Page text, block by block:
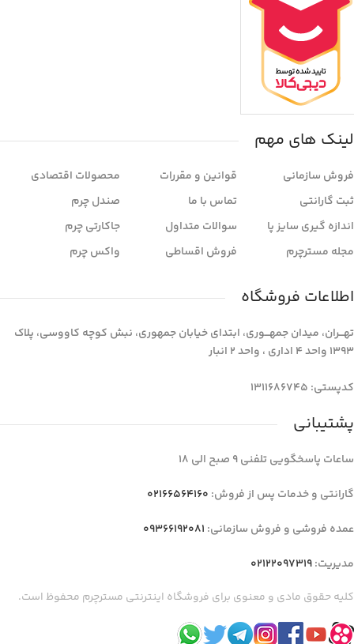
لینک های مهم
فروش سازمانی
ثبت گارانتی
اندازه گیری سایز پا
مجله مسترچرم
قوانین و مقررات
تماس با ما
سوالات متداول
فروش اقساطی
محصولات اقتصادی
صندل چرم
جاکارتی چرم
واکس چرم
اطلاعات فروشگاه
تهـــران، میدان جمهـــوری، ابتدای خیابان جمهوری، نبش کوچه کاووسی، پلاک
1393 واحد 4 اداری ، واحد 2 انبار
کدپستی: 1311686745
پشتیبانی
ساعات پاسخگویی تلفنی 9 صبح الی 18
گارانتی و خدمات پس از فروش: 02166564160
عمده فروشی و فروش سازمانی: 09366192081
مدیریت:02122097319
کلیه حقوق مادی و معنوی برای فروشگاه اینترنتی مسترچرم محفوظ است.